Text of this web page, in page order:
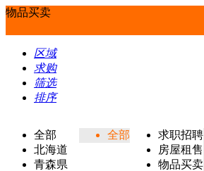
物品买卖
区域
求购
筛选
排序
全部
北海道
青森県
全部
求职招聘
房屋租售
物品买卖